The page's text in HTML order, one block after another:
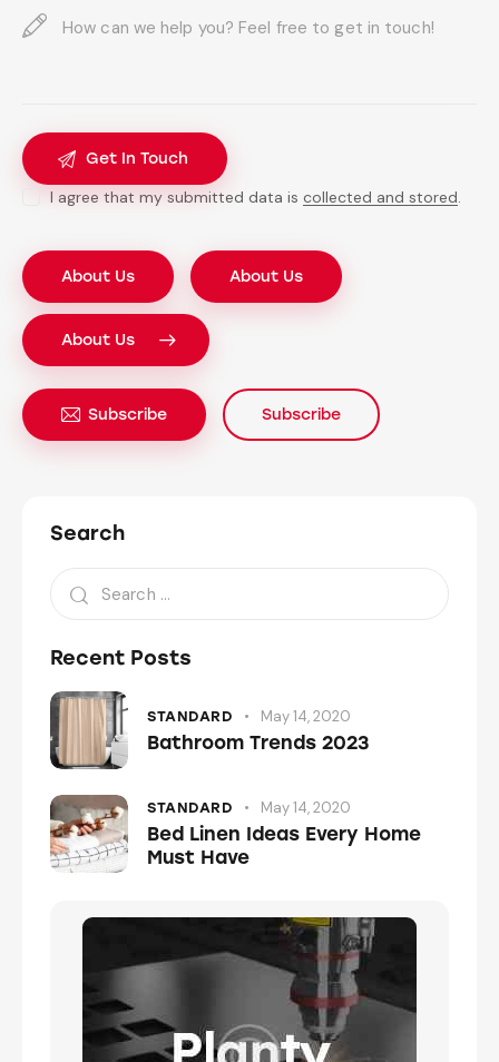
I agree that my submitted data iscollected and stored.
About Us About Us
About Us
Subscribe Subscribe
Search
Recent Posts
STANDARD May 14, 2020
Bathroom Trends 2023
STANDARD May 14, 2020
Bed Linen Ideas Every Home
Must Have